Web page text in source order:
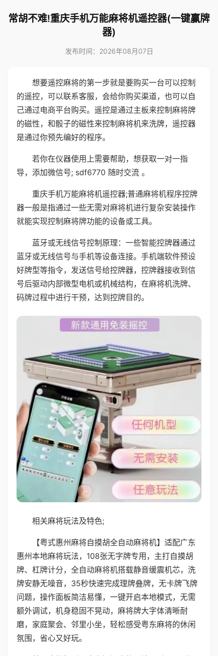
常胡不难!重庆手机万能麻将机遥控器(一键赢牌
器)
发布时间：2026年08月07日
想要遥控麻将的第一步就是要购买一台可以控制
的遥控，可以联系客服，会给你购买渠道，也可以自
己通过电商平台购买。遥控是通过主板来控制麻将牌
的磁性，和骰子的磁性来控制麻将机来洗牌，遥控器
是通过你预先编好的程序。
若你在仪器使用上需要帮助，想获取一对一指
导，添加微信号; sdf6770 随时交流 。
重庆手机万能麻将机遥控器;普通麻将机程序控牌
器一般是指通过一些无需对麻将机进行复杂安装操作
就能实现控制麻将牌功能的设备或工具。
蓝牙或无线信号控制原理：一些智能控牌器通过
蓝牙或无线信号与手机等设备连接。手机端软件预设
好牌型等指令，发送信号给控牌器，控牌器接收到信
号后驱动内部微型电机或机械结构，在麻将机洗牌、
码牌过程中进行干预，达到控牌目的。
相关麻将玩法及特色;
【粤式惠州麻将自摸胡全自动麻将机】适配广东
惠州本地麻将玩法，108张无字牌专用，主打自摸胡
牌、杠牌计分，全自动麻将机搭载静音缓震机芯，洗
牌安静无噪音，35秒快速完成理牌叠牌，无卡牌飞牌
问题，操作面板简洁易懂，一键开启本地模式，无需
额外调试，机身稳固不晃动，麻将牌大字体清晰耐
磨，家庭聚会、邻里小坐，轻松感受粤东麻将的休闲
氛围，省心又好玩。